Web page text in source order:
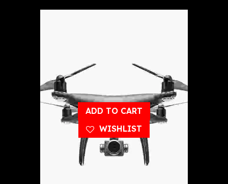
of
ADD TO CART
WISHLIST